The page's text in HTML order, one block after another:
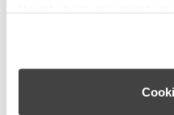
Cookies“ ohne die
diesem Fall werden nur
können Ihre Einwilligung
Lizenznehmer